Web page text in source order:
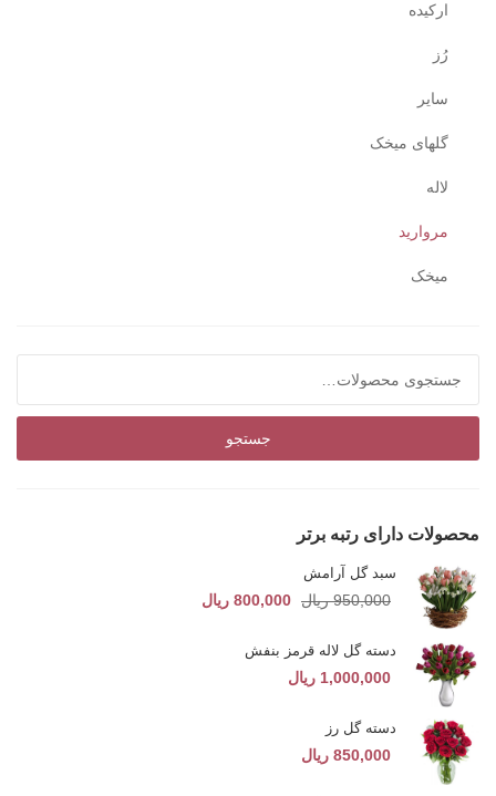
ارکیده
رُز
سایر
گلهای میخک
لاله
مروارید
میخک
جستجو
محصولات دارای رتبه برتر
سبد گل آرامش
950,000 ریال Original price was: 950,000 ریال.
800,000 ریال
دسته گل لاله قرمز بنفش
1,000,000 ریال
دسته گل رز
850,000 ریال